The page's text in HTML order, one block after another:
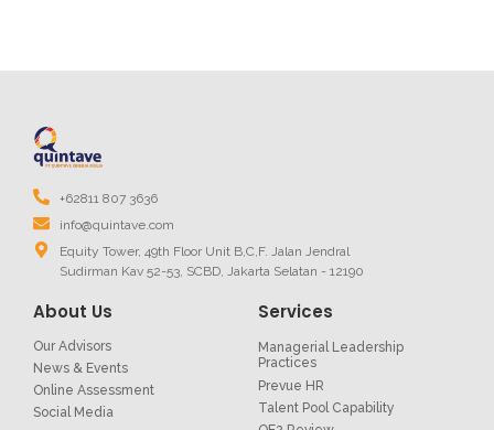
+62811 807 3636
info@quintave.com
Equity Tower, 49th Floor Unit B,C,F. Jalan Jendral
Sudirman Kav 52-53, SCBD, Jakarta Selatan - 12190
About Us
Our Advisors
News & Events
Online Assessment
Social Media
Services
Managerial Leadership
Practices
Prevue HR
Talent Pool Capability